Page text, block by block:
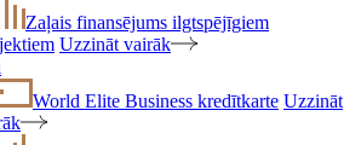
Zaļais finansējums ilgtspējīgiem
Uzzināt vairāk
World Elite Business kredītkarte Uzzināt